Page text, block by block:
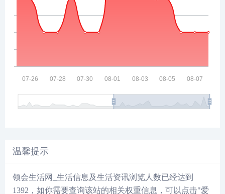
温馨提示
领会生活网_生活信息及生活资讯浏览人数已经达到
1392 ，如你需要查询该站的相关权重信息，可以点击"爱